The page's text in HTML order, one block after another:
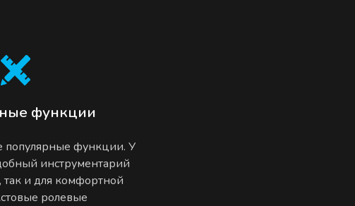
функции
популярные функции. У
инструментарий
и для комфортной
ролевые